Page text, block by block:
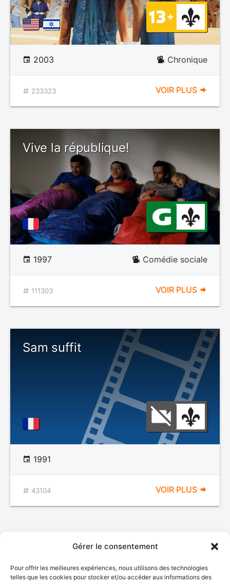
Gérer le consentement
Pour offrir les meilleures expériences, nous utilisons des technologies
telles que les cookies pour stocker et/ou accéder aux informations des
2003 Chronique
233323 VOIR PLUS
Vive la république!
1997 Comédie sociale
111303 VOIR PLUS
Sam suffit
1991
43104 VOIR PLUS